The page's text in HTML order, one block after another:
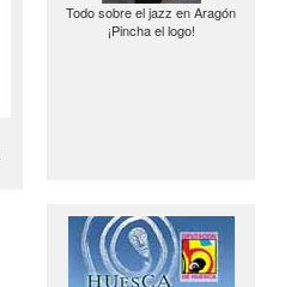
Todo sobre el jazz en Aragón
¡Pincha el logo!